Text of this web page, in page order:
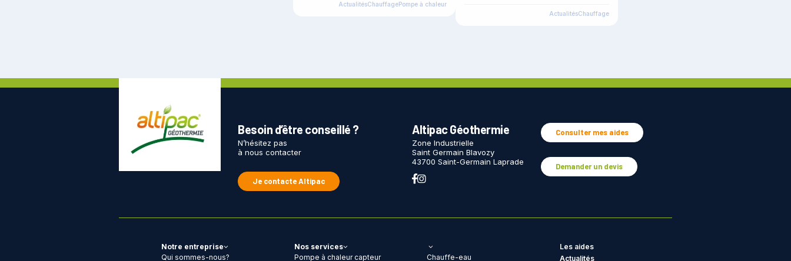
ActualitésChauffagePompe à chaleur
ActualitésChauffage
Besoin d’être conseillé ?
N’hésitez pas
à nous contacter
Je contacte Altipac
Altipac Géothermie
Zone Industrielle
Saint Germain Blavozy
43700 Saint-Germain Laprade
Consulter mes aides
Demander un devis
Notre entreprise
Qui sommes-nous?
Nos services
Pompe à chaleur capteur
Chauffe-eau
Les aides
Actualités